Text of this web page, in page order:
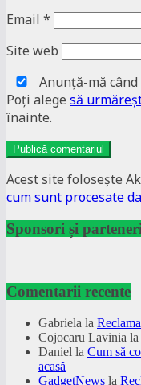
Email *
Site web
Anunţă-mă
Poţi alege să
înainte.
Acest site folosește
cum sunt procesate
Sponsori și
Comentarii recente
Gabriela la
Cojocaru Lavinia la
Daniel la Cum să
acasă
GadgetNews la